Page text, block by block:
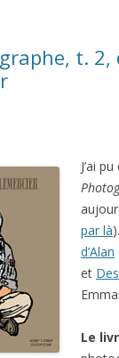
t. 2,
J’ai
par là
d’Alan
et
Le